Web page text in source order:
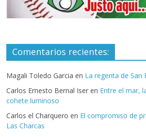
Comentarios recientes:
Magali Toledo Garcia en La regenta de San
Carlos Ernesto Bernal Iser en Entre el mar,
cohete luminoso
Carlos el Charquero en El compromiso de
Las Charcas